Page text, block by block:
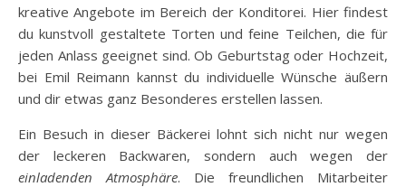
kreative Angebote im Bereich der Konditorei. Hier findest
du kunstvoll gestaltete Torten und feine Teilchen, die für
jeden Anlass geeignet sind. Ob Geburtstag oder Hochzeit,
bei Emil Reimann kannst du individuelle Wünsche äußern
und dir etwas ganz Besonderes erstellen lassen.
Ein Besuch in dieser Bäckerei lohnt sich nicht nur wegen
der leckeren Backwaren, sondern auch wegen der
einladenden Atmosphäre. Die freundlichen Mitarbeiter